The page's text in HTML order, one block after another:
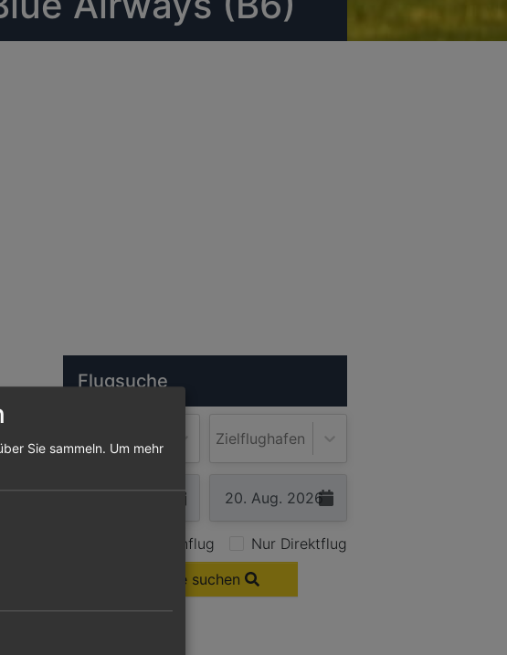
Flugsuche
Abflughafen Zielflughafen
Nur Hinflug
Nur Direktflug
Flüge suchen
Sie sammeln. Um mehr